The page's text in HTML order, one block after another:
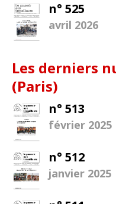
n° 525
avril 2026
Les derniers
(Paris)
n° 513
février 2025
n° 512
janvier 2025